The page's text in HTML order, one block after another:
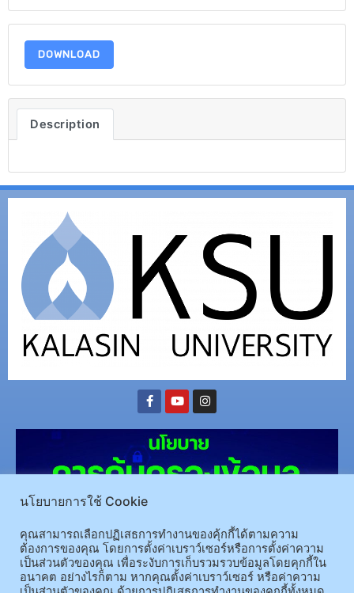
DOWNLOAD
Description
(อ.นามน)13 หมู่ 14 ต.สงเปลือย อ.นามน จ.กาฬสินธุ์ 46230โทรศัพท์ : 043-602-055 โทรสาร :
นโยบายการใช้ Cookie
คุณสามารถเลือกปฏิเสธการทำงานของคุ้กกี้ได้ตามความ
ต้องการของคุณ โดยการตั้งค่าเบราว์เซอร์หรือการตั้งค่าความ
เป็นส่วนตัวของคุณ เพื่อระงับการเก็บรวมรวบข้อมูลโดยคุกกี้ใน
อนาคต อย่างไรก็ตาม หากคุณตั้งค่าเบราว์เซอร์ หรือค่าความ